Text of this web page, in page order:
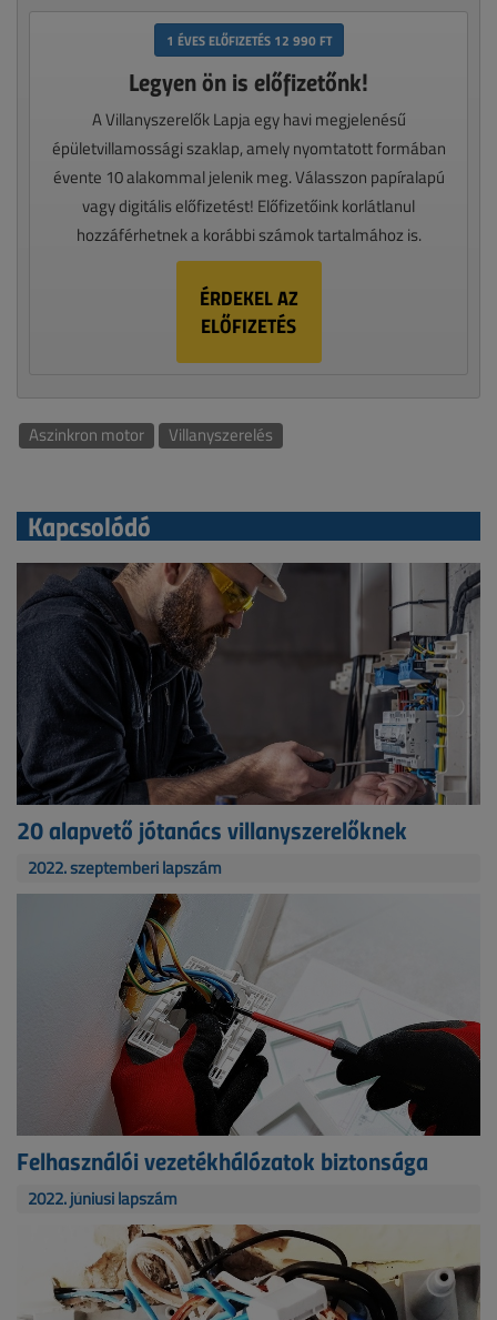
1 ÉVES ELŐFIZETÉS 12 990 FT
Legyen ön is előfizetőnk!
A Villanyszerelők Lapja egy havi megjelenésű
épületvillamossági szaklap, amely nyomtatott formában
évente 10 alakommal jelenik meg. Válasszon papíralapú
vagy digitális előfizetést! Előfizetőink korlátlanul
hozzáférhetnek a korábbi számok tartalmához is.
ÉRDEKEL AZ
ELŐFIZETÉS
Aszinkron motor Villanyszerelés
Kapcsolódó
20 alapvető jótanács villanyszerelőknek
2022. szeptemberi lapszám
Felhasználói vezetékhálózatok biztonsága
2022. júniusi lapszám